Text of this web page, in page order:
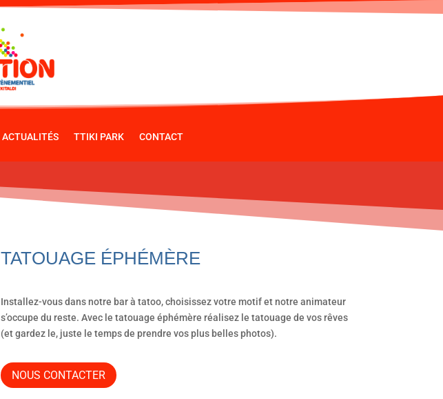
ACTUALITÉS TTIKI PARK CONTACT
TATOUAGE ÉPHÉMÈRE
Installez-vous dans notre bar à tatoo, choisissez votre motif et notre animateur
s’occupe du reste. Avec le tatouage éphémère réalisez le tatouage de vos rêves
(et gardez le, juste le temps de prendre vos plus belles photos).
NOUS CONTACTER